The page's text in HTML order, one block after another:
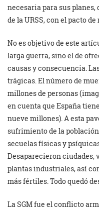
necesaria para sus
de la URSS, con el pacto
No es objetivo de este
larga guerra, sino el de
causas y consecuencia.
trágicas. El número de
millones de personas
en cuenta que España
nueve millones). A esta
sufrimiento de la
secuelas físicas y
Desaparecieron ciudades,
plantas industriales, así
más fértiles. Todo quedó
La SGM fue el conflicto